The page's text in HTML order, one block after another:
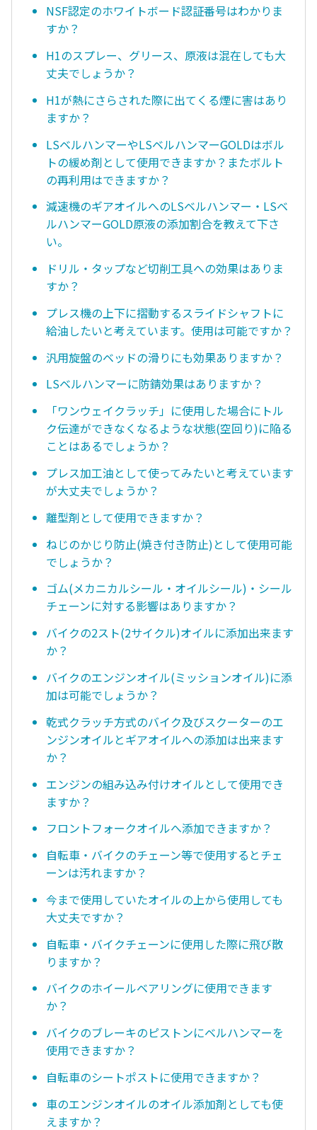
NSF認定のホワイトボード認証番号はわかりま
すか？
H1のスプレー、グリース、原液は混在しても大
丈夫でしょうか？
H1が熱にさらされた際に出てくる煙に害はあり
ますか？
LSベルハンマーやLSベルハンマーGOLDはボル
トの緩め剤として使用できますか？またボルト
の再利用はできますか？
減速機のギアオイルへのLSベルハンマー・LSベ
ルハンマーGOLD原液の添加割合を教えて下さ
い。
ドリル・タップなど切削工具への効果はありま
すか？
プレス機の上下に摺動するスライドシャフトに
給油したいと考えています。使用は可能ですか？
汎用旋盤のベッドの滑りにも効果ありますか？
LSベルハンマーに防錆効果はありますか？
「ワンウェイクラッチ」に使用した場合にトル
ク伝達ができなくなるような状態(空回り)に陥る
ことはあるでしょうか？
プレス加工油として使ってみたいと考えています
が大丈夫でしょうか？
離型剤として使用できますか？
ねじのかじり防止(焼き付き防止)として使用可能
でしょうか？
ゴム(メカニカルシール・オイルシール)・シール
チェーンに対する影響はありますか？
バイクの2スト(2サイクル)オイルに添加出来ます
か？
バイクのエンジンオイル(ミッションオイル)に添
加は可能でしょうか？
乾式クラッチ方式のバイク及びスクーターのエ
ンジンオイルとギアオイルへの添加は出来ます
か？
エンジンの組み込み付けオイルとして使用でき
ますか？
フロントフォークオイルへ添加できますか？
自転車・バイクのチェーン等で使用するとチェ
ーンは汚れますか？
今まで使用していたオイルの上から使用しても
大丈夫ですか？
自転車・バイクチェーンに使用した際に飛び散
りますか？
バイクのホイールベアリングに使用できます
か？
バイクのブレーキのピストンにベルハンマーを
使用できますか？
自転車のシートポストに使用できますか？
車のエンジンオイルのオイル添加剤としても使
えますか？